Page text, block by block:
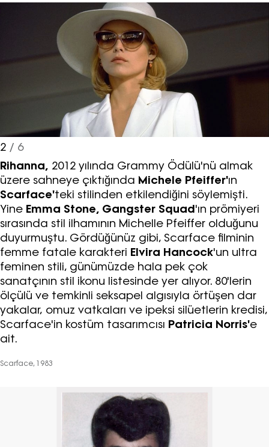
2 / 6
Rihanna, 2012 yılında Grammy Ödülü'nü almak
üzere sahneye çıktığında Michele Pfeiffer'ın
Scarface'teki stilinden etkilendiğini söylemişti.
Yine Emma Stone, Gangster Squad'ın prömiyeri
sırasında stil ilhamının Michelle Pfeiffer olduğunu
duyurmuştu. Gördüğünüz gibi, Scarface filminin
femme fatale karakteri Elvira Hancock'un ultra
feminen stili, günümüzde hala pek çok
sanatçının stil ikonu listesinde yer alıyor. 80'lerin
ölçülü ve temkinli seksapel algısıyla örtüşen dar
yakalar, omuz vatkaları ve ipeksi silüetlerin kredisi,
Scarface'in kostüm tasarımcısı Patricia Norris'e
ait.
Scarface, 1983